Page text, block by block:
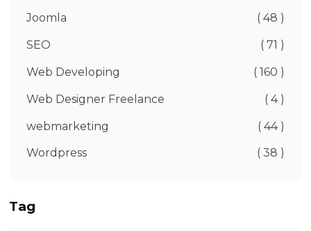
Joomla ( 48 )
SEO ( 71 )
Web Developing ( 160 )
Web Designer Freelance ( 4 )
webmarketing ( 44 )
Wordpress ( 38 )
Tag